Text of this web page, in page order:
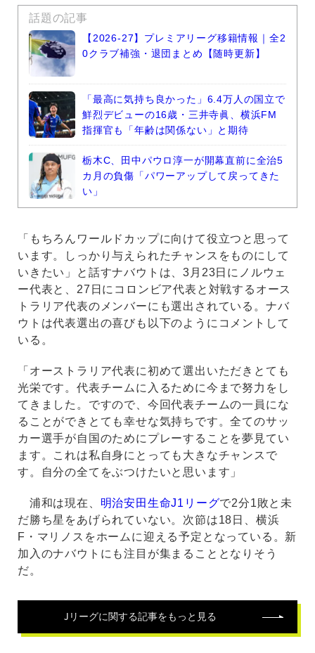
話題の記事
【2026-27】プレミアリーグ移籍情報｜全2
0クラブ補強・退団まとめ【随時更新】
「最高に気持ち良かった」6.4万人の国立で
鮮烈デビューの16歳・三井寺眞、横浜FM
指揮官も「年齢は関係ない」と期待
栃木C、田中パウロ淳一が開幕直前に全治5
カ月の負傷「パワーアップして戻ってきた
い」
「もちろんワールドカップに向けて役立つと思って
います。しっかり与えられたチャンスをものにして
いきたい」と話すナバウトは、3月23日にノルウェ
ー代表と、27日にコロンビア代表と対戦するオース
トラリア代表のメンバーにも選出されている。ナバ
ウトは代表選出の喜びも以下のようにコメントして
いる。
「オーストラリア代表に初めて選出いただきとても
光栄です。代表チームに入るために今まで努力をし
てきました。ですので、今回代表チームの一員にな
ることができとても幸せな気持ちです。全てのサッ
カー選手が自国のためにプレーすることを夢見てい
ます。これは私自身にとっても大きなチャンスで
す。自分の全てをぶつけたいと思います」
浦和は現在、 明治安田生命J1リーグで2分1敗と未
だ勝ち星をあげられていない。次節は18日、横浜
F・マリノスをホームに迎える予定となっている。新
加入のナバウトにも注目が集まることとなりそう
だ。
Jリーグに関する記事をもっと見る